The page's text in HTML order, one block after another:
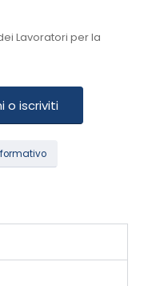
Lavoratori per la
o iscriviti